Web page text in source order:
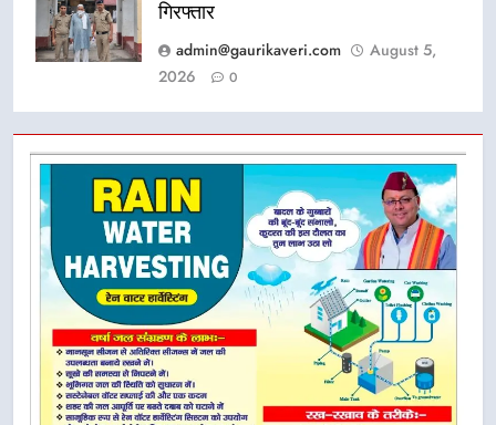
गिरफ्तार
admin@gaurikaveri.com
August 5,
2026
0